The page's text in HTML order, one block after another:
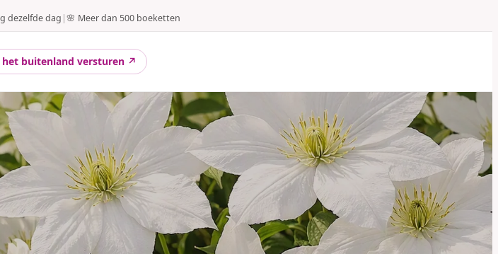
dezelfde dag |🌸 Meer dan 500 boeketten
het buitenland versturen ↗